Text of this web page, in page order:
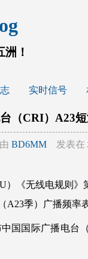
！
实时信号
（CRI）A23
由BD6MM 发表在
）《无线电规则》
A23季）广播频率表
国国际广播电台